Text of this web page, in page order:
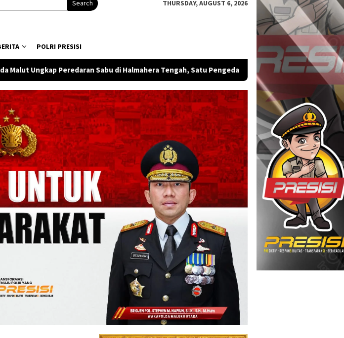
Search THURSDAY, AUGUST 6, 2026
POLRI PRESISI
Halmahera Tengah, Satu Pengedar Diamankan Bintara Remaja Brimob Malut Sabet